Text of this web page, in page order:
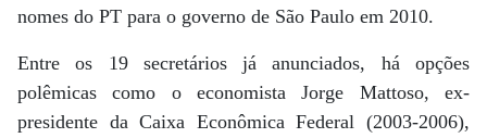
nomes do PT para o governo de São Paulo em 2010.
Entre os 19 secretários já anunciados, há opções
polêmicas como o economista Jorge Mattoso, ex-
presidente da Caixa Econômica Federal (2003-2006),